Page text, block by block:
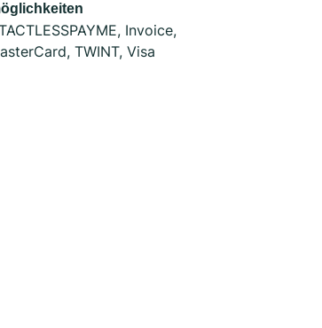
Invoice,
TWINT, Visa